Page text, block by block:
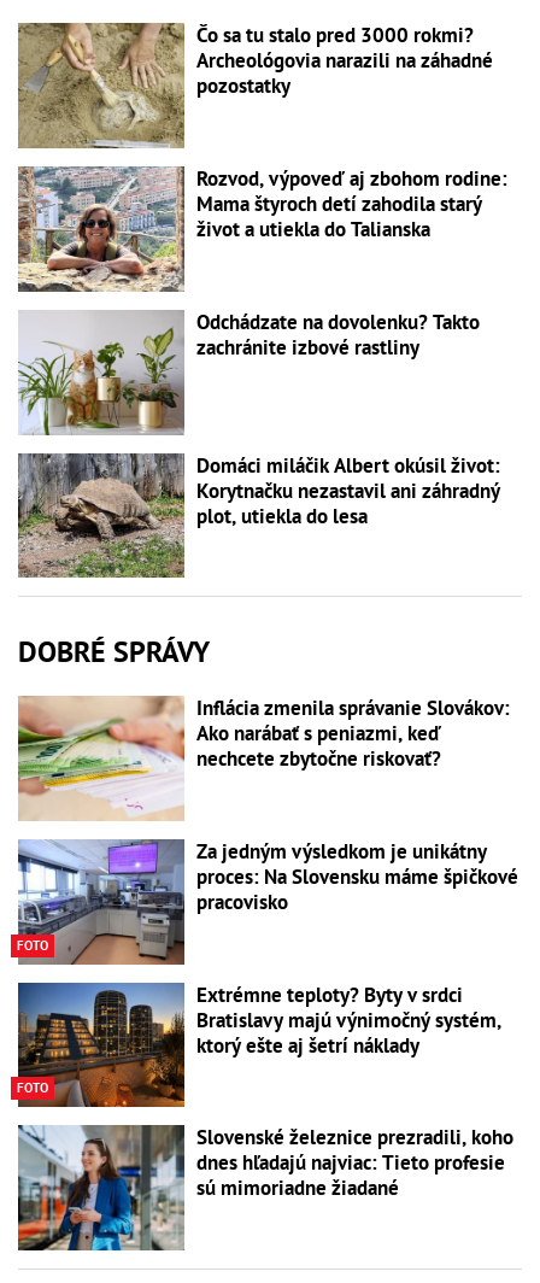
Čo sa tu stalo pred 3000 rokmi?
Archeológovia narazili na záhadné
pozostatky
Rozvod, výpoveď aj zbohom rodine:
Mama štyroch detí zahodila starý
život a utiekla do Talianska
Odchádzate na dovolenku? Takto
zachránite izbové rastliny
Domáci miláčik Albert okúsil život:
Korytnačku nezastavil ani záhradný
plot, utiekla do lesa
DOBRÉ SPRÁVY
Inflácia zmenila správanie Slovákov:
Ako narábať s peniazmi, keď
nechcete zbytočne riskovať?
FOTO
Za jedným výsledkom je unikátny
proces: Na Slovensku máme špičkové
pracovisko
FOTO
Extrémne teploty? Byty v srdci
Bratislavy majú výnimočný systém,
ktorý ešte aj šetrí náklady
Slovenské železnice prezradili, koho
dnes hľadajú najviac: Tieto profesie
sú mimoriadne žiadané